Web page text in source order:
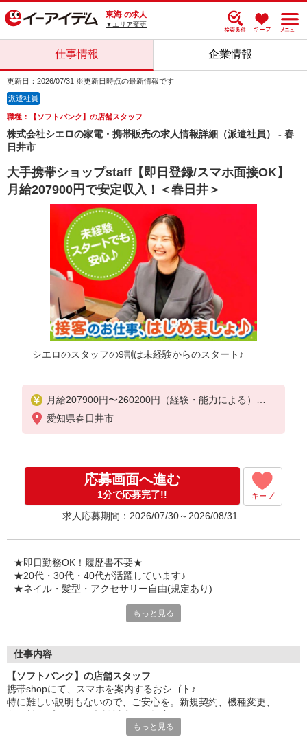
東海 の求人
▼エリア変更
仕事情報 企業情報
更新日：2026/07/31 ※更新日時点の最新情報です
派遣社員
職種：【ソフトバンク】の店舗スタッフ
株式会社シエロの家電・携帯販売の求人情報詳細（派遣社員） - 春
日井市
大手携帯ショップstaff【即日登録/スマホ面接OK】
月給207900円で安定収入！＜春日井＞
シエロのスタッフの9割は未経験からのスタート♪
月給207900円〜260200円（経験・能力による）
資格手当（1〜6万円）賞与年2回（6月・12月・実績
最高5.4カ月分）
※残業代支給
★交通費別途支給（規定あり）
゜+゜・。○。・゜+゜・。○。・゜+゜
入社祝い金10万円支給(規定有)
お友達を紹介頂くと,
インセンティブ支給(規定有)
゜・。○。・゜+゜・。○。・゜+゜
愛知県春日井市
応募画面へ進む
1分で応募完了!! キープ
求人応募期間：2026/07/30～2026/08/31
★即日勤務OK！履歴書不要★
★20代・30代・40代が活躍しています♪
★ネイル・髪型・アクセサリー自由(規定あり)
各キャリアの新機種が特別価格で購入OK！！
特別割引価格でご利用可能☆
お得に過ごしたいあなたの味方です♪
【選べるお仕事いろいろ】
もっと見る
仕事内容
【ソフトバンク】の店舗スタッフ
携帯shopにて、スマホを案内するおシゴト♪
特に難しい説明もないので、ご安心を。新規契約、機種変更、
もっと見る